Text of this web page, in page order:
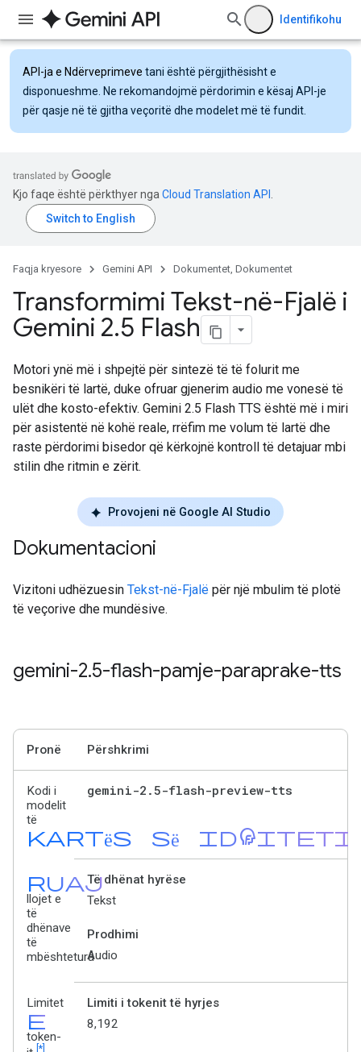
Identifikohu
API-ja e Ndërveprimeve tani është përgjithësisht e
disponueshme. Ne rekomandojmë përdorimin e kësaj API-je
për qasje në të gjitha veçoritë dhe modelet më të fundit.
Kjo faqe është përkthyer nga Cloud Translation API
Faqja kryesore Gemini API Dokumentet, Dokumentet
Transformimi Tekst-në-Fjalë i
Gemini 2.5 Flash
Motori ynë më i shpejtë për sintezë të të folurit me
besnikëri të lartë, duke ofruar gjenerim audio me vonesë të
ulët dhe kosto-efektiv. Gemini 2.5 Flash TTS është më i miri
për asistentë në kohë reale, rrëfim me volum të lartë dhe
raste përdorimi bisedor që kërkojnë kontroll të detajuar mbi
stilin dhe ritmin e zërit.
Provojeni në Google AI Studio
Dokumentacioni
Vizitoni udhëzuesin Tekst-në-Fjalë për një mbulim të plotë
të veçorive dhe mundësive.
gemini-2.5-flash-pamje-paraprake-tts
Pronë Përshkrimi
Kodi i
modelit
të
kartës së
gemini-2 .5-flash-preview-tts
ruaj
llojet e
të
dhënave
të
mbështetura
Të dhënat hyrëse
Tekst
Prodhimi
Audio
Limitet
e
token-
[*]
Limiti i tokenit të hyrjes
8,192